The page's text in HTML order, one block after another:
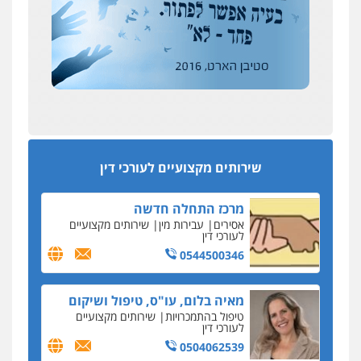
שירותים מקצועיים לעורכי דין
רונן הלל – מוניטין
מחיקת כתבות מגוגל ודחיקת אזכורים
שירותים מקצועיים לעורכי דין
0522508109
מקצועיים לעורכי דין
מרכז התחלה חדשה
אסירים עבירות מין שירותים מקצועיים
לעורכי דין
0544500346
מאיה בלום, עו"ס, טיפול ושיקום
טיפול בהתמכרויות שירותים מקצועיים
לעורכי דין
0504062539
194 עורכי הדין החדשים
אחרי המלחמה: הוסמכו בירושלים עורכות ועורכי
הדין החדשים
עסקה חמה
כתב האישום נגד עו"ד עידן דביר: האונס והמחירון
לאקטים מיניים
כתב אישום: יו"ר ש"ס לשעבר בחיפה וסינדיקאט
ההלוואות של משפחת הרינג
הפרקליטות: הרב נתנאל חייק ואביו הרב אריה חייק
שמשו אנשי
החשוד ברצח עו"ד ארבל פלדמן טען לרקע נפשי
ושתק בחקירתו
בבית המשפט התברר כי לחשוד, אחמד אלרג'וב
מרמלה, לא נערכה